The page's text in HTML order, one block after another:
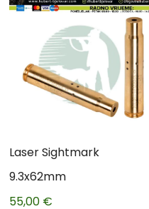
Laser Sightmark
9.3x62mm
55,00 €